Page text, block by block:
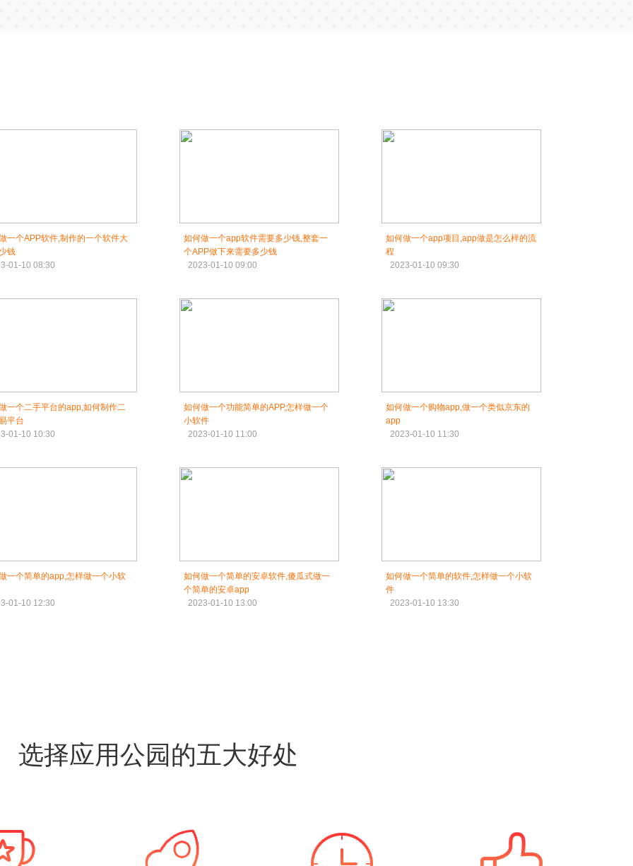
一个APP软件,制作的一个软件大
钱
01-10 08:30
如何做一个app软件需要多少钱,整套一
个APP做下来需要多少钱
2023-01-10 09:00
如何做一个app项目,app做是怎么样的流
程
2023-01-10 09:30
一个二手平台的app,如何制作二
平台
01-10 10:30
如何做一个功能简单的APP,怎样做一个
小软件
2023-01-10 11:00
如何做一个购物app,做一个类似京东的
app
2023-01-10 11:30
一个简单的app,怎样做一个小软
01-10 12:30
如何做一个简单的安卓软件,傻瓜式做一
个简单的安卓app
2023-01-10 13:00
如何做一个简单的软件,怎样做一个小软
件
2023-01-10 13:30
选择应用公园的五大好处